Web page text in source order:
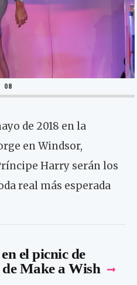
08
de 2018 en la
en Windsor,
Harry serán los
real más esperada
el picnic de
Make a Wish